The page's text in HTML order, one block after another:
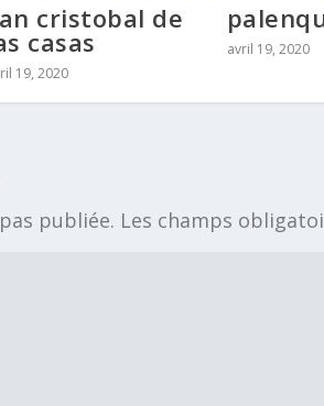
cristobal de
casas
19, 2020
avril 19, 2020
publiée. Les champs